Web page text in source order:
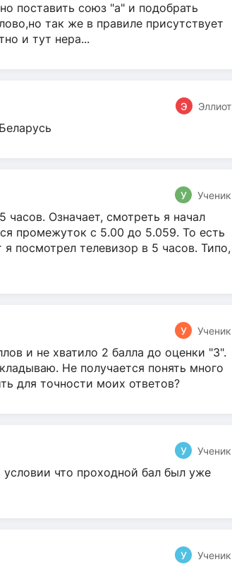
поставить союз "а" и подобрать
так же в правиле присутствует
и тут нера...
Э Эллиот
У Ученик
Означает, смотреть я начал
промежуток с 5.00 до 5.059. То есть
посмотрел телевизор в 5 часов. Типо,
У Ученик
и не хватило 2 балла до оценки "3".
Не получается понять много
для точности моих ответов?
У Ученик
условии что проходной бал был уже
У Ученик